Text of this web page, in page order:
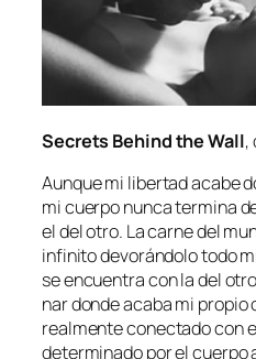
Secrets Behind the Wall,
Aunque mi li­ber­tad aca­be
mi cuer­po nun­ca ter­mi­na
el del otro. La car­ne del
in­fi­ni­to de­vo­rán­do­lo to­do
se en­cuen­tra con la del
nar don­de aca­ba mi
real­men­te co­nec­ta­do con
de­ter­mi­na­do por el cuer­po